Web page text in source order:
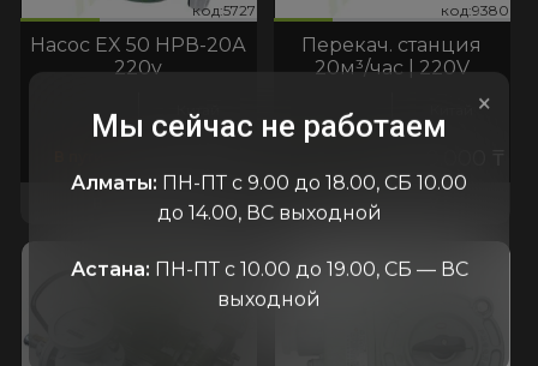
код:5727 код:5727
Насос EX 50 НРВ-20А
220v
Китай
В КОРЗИНУ
код:9380 код:9380
Перекач. станция
20м³/час | 220V
В КОРЗИНУ
×
Мы сейчас не работаем
Алматы: ПН-ПТ с 9.00 до 18.00, СБ 10.00
до 14.00, ВС выходной
Астана: ПН-ПТ с 10.00 до 19.00, СБ — ВС
выходной